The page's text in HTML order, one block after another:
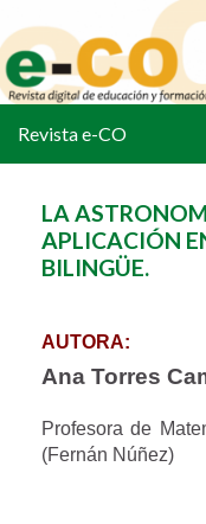
Revista e-CO
LA
APLICACIÓN
BILINGÜE.
AUTORA:
Ana Torres
Profesora de
(Fernán Núñez)